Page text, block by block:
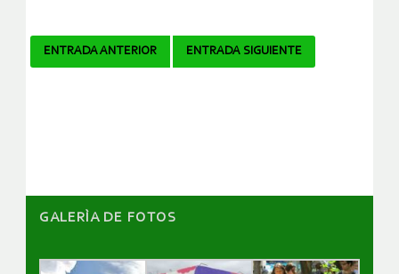
Navegador
ENTRADA ANTERIOR ENTRADA SIGUIENTE
GALERÌA DE FOTOS